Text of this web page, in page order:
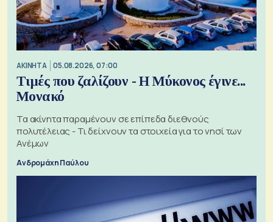
ΑΚΙΝΗΤΑ 05.08.2026, 07:00
Τιμές που ζαλίζουν - Η Μύκονος έγινε...
Μονακό
Τα ακίνητα παραμένουν σε επίπεδα διεθνούς
πολυτέλειας - Τι δείχνουν τα στοιχεία για το νησί των
Ανέμων
Ανδρομάχη Παύλου